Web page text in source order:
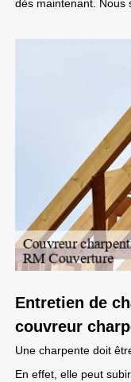
dès maintenant. Nous
Entretien de
couvreur
Une charpente doit
En effet, elle peut